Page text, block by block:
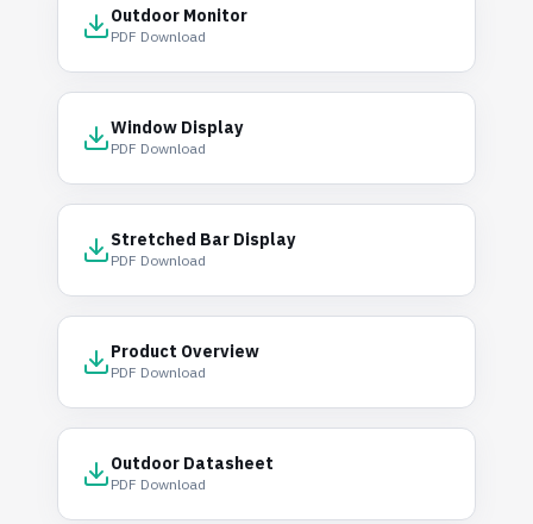
Outdoor Monitor
PDF Download
Window Display
PDF Download
Stretched Bar Display
PDF Download
Product Overview
PDF Download
Outdoor Datasheet
PDF Download